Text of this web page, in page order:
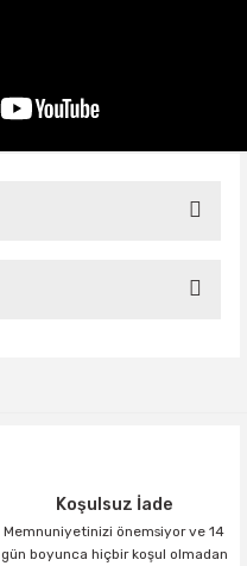
Koşulsuz İade
Memnuniyetinizi önemsiyor ve 14
gün boyunca hiçbir koşul olmadan